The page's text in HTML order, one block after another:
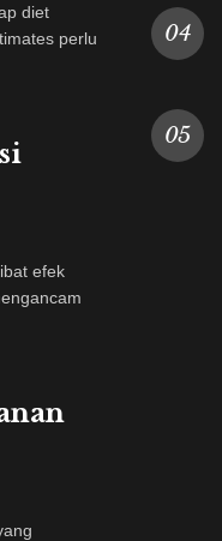
diet
perlu
efek